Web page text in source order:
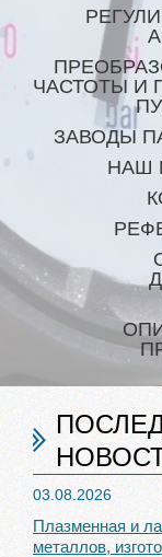
ЧАСТОТЫ И
ЗАВОДЫ
НАШ
03.08.2026
Плазменная и
металлов,